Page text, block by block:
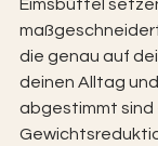
Eimsbüttel
die genau auf
deinen Alltag
abgestimmt sind